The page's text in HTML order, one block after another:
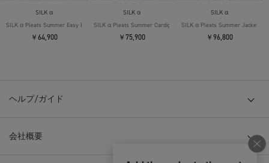
SILK α
SILK α Pleats Summer Easy Pants
￥64,900
SILK α
SILK α Pleats Summer Cardigan
￥75,900
SILK α
SILK α Pleats Summer Jacket
￥96,800
ヘルプ/ガイド
会社概要